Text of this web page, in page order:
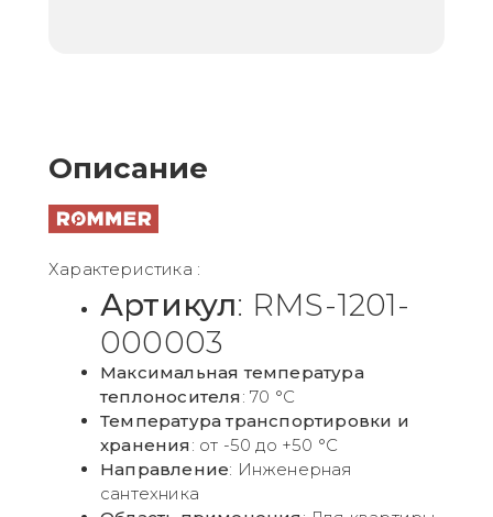
Описание
Характеристика :
Артикул: RMS-1201-
000003
Максимальная температура
теплоносителя: 70 °С
Температура транспортировки и
хранения: от -50 до +50 °С
Направление: Инженерная
сантехника